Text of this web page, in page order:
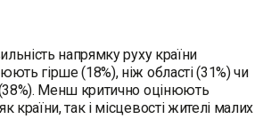
напрямку руху країни
гірше (18%), ніж області (31%) чи
Менш критично оцінюють
країни, так і місцевості жителі малих